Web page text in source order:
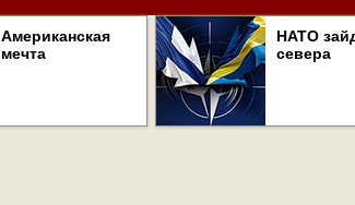
Американская
мечта
НАТО
севера